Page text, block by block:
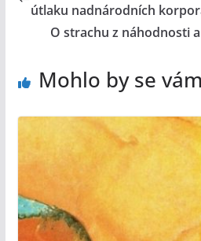
útlaku nadnárodních
O strachu z náhodnosti
Mohlo by se